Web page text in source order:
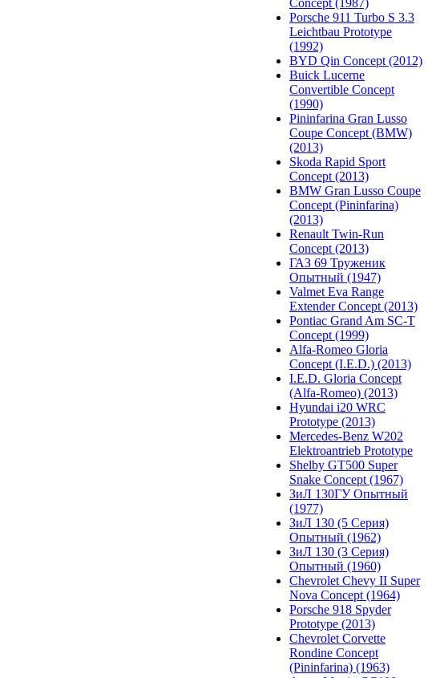
Concept (1987)
Porsche 911 Turbo S 3.3
Leichtbau Prototype
(1992)
BYD Qin Concept (2012)
Buick Lucerne
Convertible Concept
(1990)
Pininfarina Gran Lusso
Coupe Concept (BMW)
(2013)
Skoda Rapid Sport
Concept (2013)
BMW Gran Lusso Coupe
Concept (Pininfarina)
(2013)
Renault Twin-Run
Concept (2013)
ГАЗ 69 Труженик
Опытный (1947)
Valmet Eva Range
Extender Concept (2013)
Pontiac Grand Am SC-T
Concept (1999)
Alfa-Romeo Gloria
Concept (I.E.D.) (2013)
I.E.D. Gloria Concept
(Alfa-Romeo) (2013)
Hyundai i20 WRC
Prototype (2013)
Mercedes-Benz W202
Elektroantrieb Prototype
Shelby GT500 Super
Snake Concept (1967)
ЗиЛ 130ГУ Опытный
(1977)
ЗиЛ 130 (5 Серия)
Опытный (1962)
ЗиЛ 130 (3 Серия)
Опытный (1960)
Chevrolet Chevy II Super
Nova Concept (1964)
Porsche 918 Spyder
Prototype (2013)
Chevrolet Corvette
Rondine Concept
(Pininfarina) (1963)